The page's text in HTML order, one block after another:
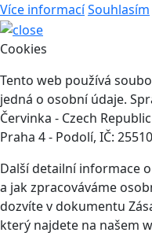
Více informacíSouhlasím
Cookies
Tento web používá
jedná o osobní údaje.
Červinka - Czech
Praha 4 - Podolí, IČ:
Další detailní informace
a jak zpracováváme
dozvíte v dokumentu
který najdete na našem